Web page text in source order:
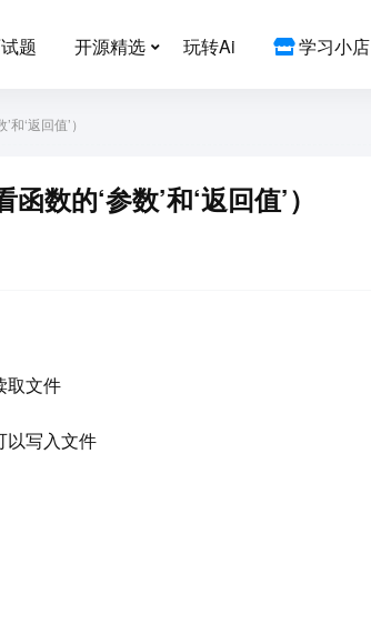
题 开源精选 玩转Ai 学习小店
‘返回值’）
数的‘参数’和‘返回值’）
取文件
以写入文件